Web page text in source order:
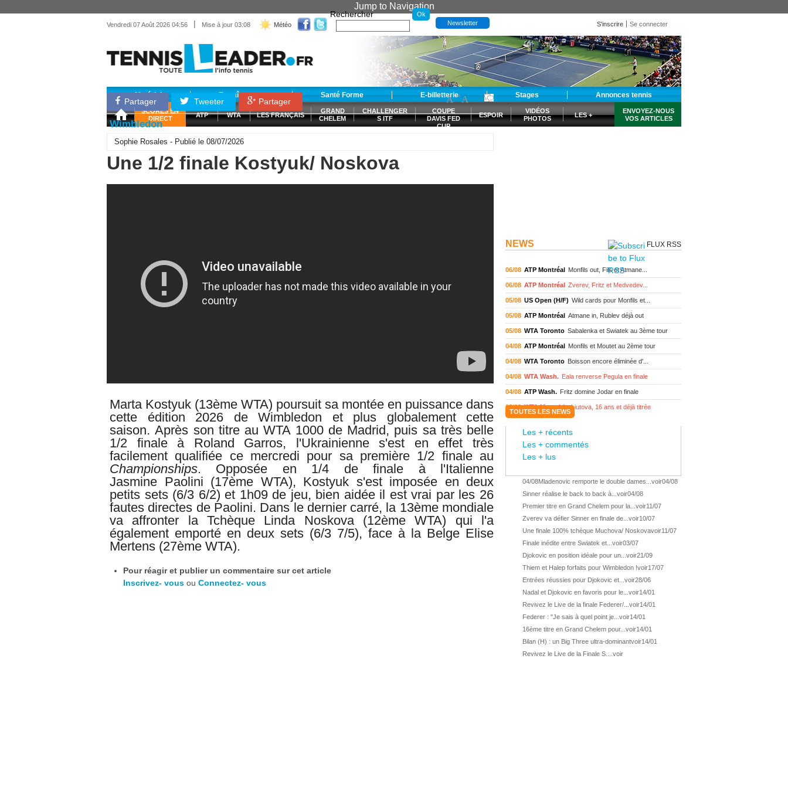
Jump to Navigation
Vendredi 07 Août 2026 04:56 | Mise à jour 03:08 Météo
Rechercher
Newsletter S'inscrire Se connecter
Matériel Entraînement Santé Forme E-billetterie Stages Annonces tennis
SCORES EN
DIRECT
ATP WTA LES FRANÇAIS
GRAND
CHELEM
CHALLENGER
S ITF
COUPE
DAVIS FED
CUP
ESPOIR
VIDÉOS
PHOTOS
LES +
ENVOYEZ-NOUS
VOS ARTICLES
Partager Tweeter Partager
-A +A
Wimbledon
Sophie Rosales - Publié le 08/07/2026
Une 1/2 finale Kostyuk/ Noskova
Marta Kostyuk (13ème WTA) poursuit sa montée en puissance dans
cette édition 2026 de Wimbledon et plus globalement cette
saison.Après son titre au WTA 1000 de Madrid, puis sa très belle
1/2 finale à Roland Garros, l'Ukrainienne s'est en effet très
facilement qualifiée ce mercredi pour sa première 1/2 finale au
Championships. Opposée en 1/4 de finale à l'Italienne
Jasmine Paolini (17ème WTA), Kostyuk s'est imposée en deux
petits sets (6/3 6/2) et 1h09 de jeu, bien aidée il est vrai par les 26
fautes directes de Paolini. Dans le dernier carré, la 13ème mondiale
va affronter la Tchèque Linda Noskova (12ème WTA) qui l'a
également emporté en deux sets (6/3 7/5), face à la Belge Elise
Mertens (27ème WTA).
Pour réagir et publier un commentaire sur cet article
Inscrivez- vous ou Connectez- vous
NEWS FLUX RSS
06/08 ATP Montréal Monfils out, Fils et Atmane...
06/08 ATP Montréal Zverev, Fritz et Medvedev...
05/08 US Open (H/F) Wild cards pour Monfils et...
05/08 ATP Montréal Atmane in, Rublev déjà out
05/08 WTA Toronto Sabalenka et Swiatek au 3ème tour
04/08 ATP Montréal Monfils et Moutet au 2ème tour
04/08 WTA Toronto Boisson encore éliminée d'...
04/08 WTA Wash. Eala renverse Pegula en finale
04/08 ATP Wash. Fritz domine Jodar en finale
03/08 WTA Memphis Liutova, 16 ans et déjà titrée
ATP Los Cabos
WTA Wash.
ATP Los Cabos Géa en finale !
ATP Los Cabos 1ère 1/2 finale pour Géa
ATP Wash. Pas de 1/4 pour Humbert et Atmane
WTA Washington Déjà fini pour Fernandez
ATP Washington De Minaur domine Tsitsipas
ATP Washington Fritz et Musetti en 1/8èmes
WTA Prague Tagger, premier sacre à 18 ans
ATP Estoril Van Assche remporte son 1er...
ATP Estoril Van Assche s'offre Rublev
TOUTES LES NEWS
Les + récents
Les + commentés
Les + lus
04/08Mladenovic remporte le double dames... voir04/08
Sinner réalise le back to back à... voir04/08
Premier titre en Grand Chelem pour la... voir11/07
Zverev va défier Sinner en finale de... voir10/07
Une finale 100% tchèque Muchova/ Noskovavoir11/07
Finale inédite entre Swiatek et... voir03/07
Djokovic en position idéale pour un... voir21/09
Thiem et Halep forfaits pour Wimbledon !voir17/07
Entrées réussies pour Djokovic et... voir28/06
Nadal et Djokovic en favoris pour le... voir14/01
Revivez le Live de la finale Federer/... voir14/01
Federer : "Je sais à quel point je... voir14/01
16ème titre en Grand Chelem pour... voir14/01
Bilan (H) : un Big Three ultra-dominantvoir14/01
Revivez le Live de la Finale S.... voir